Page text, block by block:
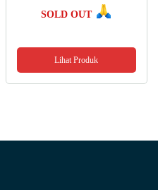
SOLD OUT
Lihat Produk